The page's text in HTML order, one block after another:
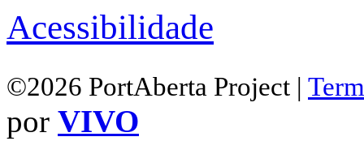
Acessibilidade
©2026 PortAberta Project |
por VIVO